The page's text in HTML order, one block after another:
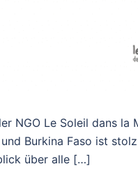
NGO Le Soleil dans la
Burkina Faso ist
über alle […]